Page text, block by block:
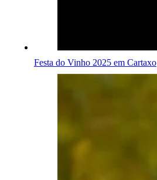
Festa do Vinho 2025 em Cartaxo